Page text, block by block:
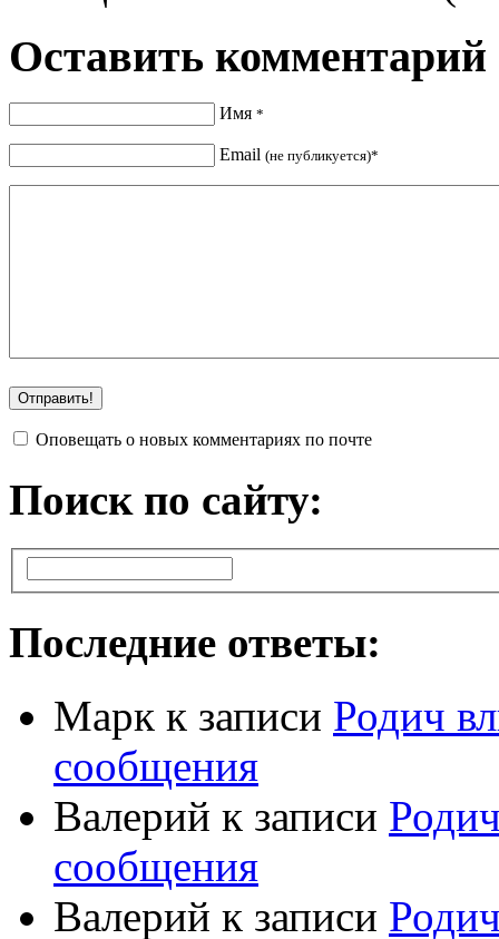
Оставить комментарий
Имя *
Email (не публикуется)*
Оповещать о новых комментариях по почте
Поиск по сайту:
Последние ответы:
Марк к записи Родич
сообщения
Валерий к записи
сообщения
Валерий к записи